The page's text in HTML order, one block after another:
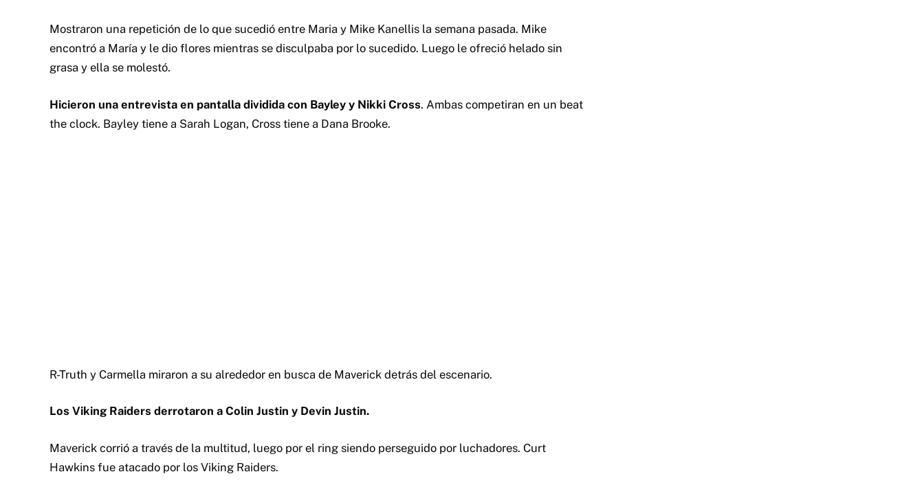
Mostraron una repetición de lo que sucedió entre Maria y Mike Kanellis la semana pasada. Mike
encontró a María y le dio flores mientras se disculpaba por lo sucedido. Luego le ofreció helado sin
grasa y ella se molestó.
Hicieron una entrevista en pantalla dividida con Bayley y Nikki Cross. Ambas competiran en un beat
the clock. Bayley tiene a Sarah Logan, Cross tiene a Dana Brooke.
R-Truth y Carmella miraron a su alrededor en busca de Maverick detrás del escenario.
Los Viking Raiders derrotaron a Colin Justin y Devin Justin.
Maverick corrió a través de la multitud, luego por el ring siendo perseguido por luchadores. Curt
Hawkins fue atacado por los Viking Raiders.